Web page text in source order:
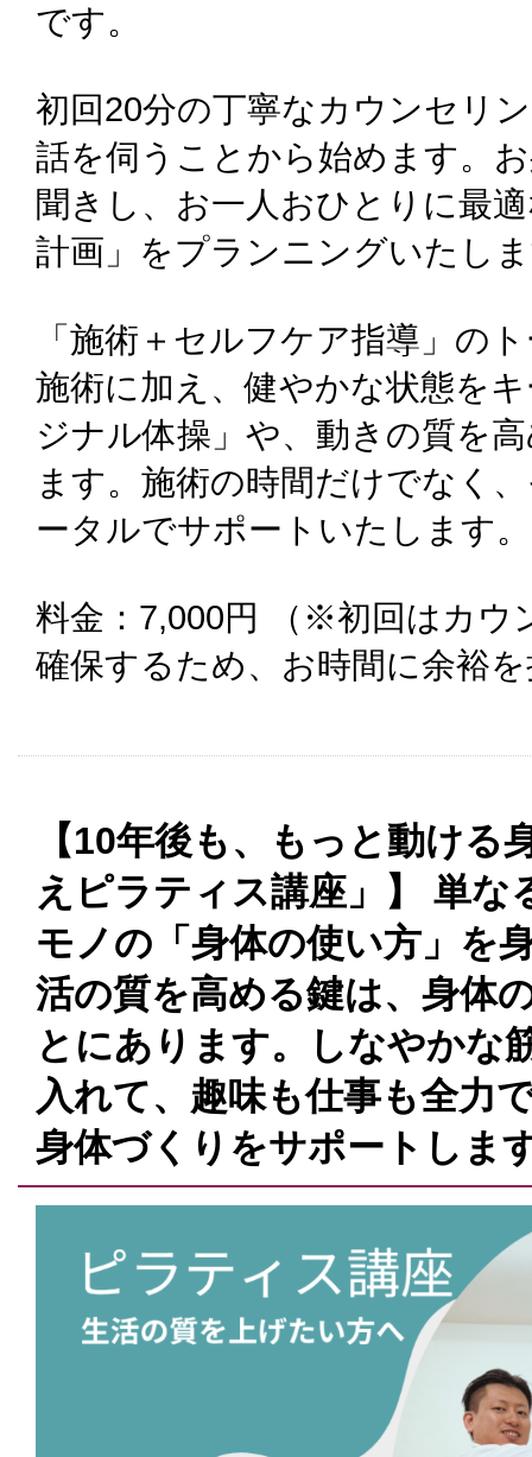
です。
初回20分の丁寧なカウンセリ
話を伺うことから始めます。
聞きし、お一人おひとりに最
計画」をプランニングいたし
「施術＋セルフケア指導」の
施術に加え、健やかな状態を
ジナル体操」や、動きの質を
ます。施術の時間だけでなく
ータルでサポートいたします。
料金：7,000円 （※初回はカウ
確保するため、お時間に余裕
【10年後も、もっと動ける
えピラティス講座」】 単な
モノの「身体の使い方」を
活の質を高める鍵は、身体
とにあります。しなやかな
入れて、趣味も仕事も全力
身体づくりをサポートしま